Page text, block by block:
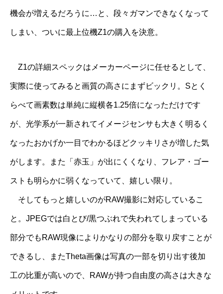
機会が増えるだろうに…と、段々ガマンできなくなって
しまい、ついに最上位機Z1の購入を決意。
Z1の詳細スペックは メーカーページに任せるとして、
実際に使ってみると画質の高さにまずビックリ。Sとく
らべて画素数は単純に縦横各1.25倍になっただけです
が、光学系が一新されてイメージセンサも大きく明るく
なったおかげか一目でわかるほどクッキリさが増した気
がします。また「赤玉」が出にくくなり、フレア・ゴー
ストも明らかに弱くなっていて、嬉しい限り。
そしてもっと嬉しいのがRAW撮影に対応しているこ
と。JPEGでは白とび/黒つぶれで失われてしまっている
部分でもRAW現像によりかなりの部分を取り戻すことが
できるし、またTheta画像は写真の一部を切り出す後加
工の比重が高いので、RAWが持つ自由度の高さは大きな